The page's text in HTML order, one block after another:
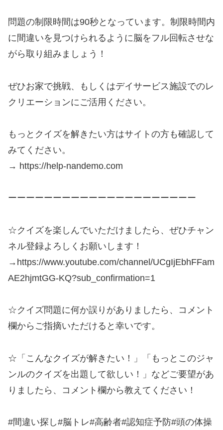
問題の制限時間は90秒となっています。制限時間内
に間違いを見つけられるように脳をフル回転させな
がら取り組みましょう！
ぜひお家で挑戦、もしくはデイサービス施設でのレ
クリエーションにご活用ください。
もっとクイズを解きたい方はサイトの方も確認して
みてください。
→ https://help-nandemo.com
ーーーーーーーーーーーーーーーーーーーーー
☆クイズを楽しんでいただけましたら、ぜひチャン
ネル登録よろしくお願いします！
→https://www.youtube.com/channel/UCgIjEbhFFam
AE2hjmtGG-KQ?sub_confirmation=1
☆クイズ問題に何か誤りがありましたら、コメント
欄からご指摘いただけると幸いです。
☆「こんなクイズが解きたい！」「もっとこのジャ
ンルのクイズを出題して欲しい！」などご要望があ
りましたら、コメント欄から教えてください！
#間違い探し#脳トレ#高齢者#認知症予防#頭の体操